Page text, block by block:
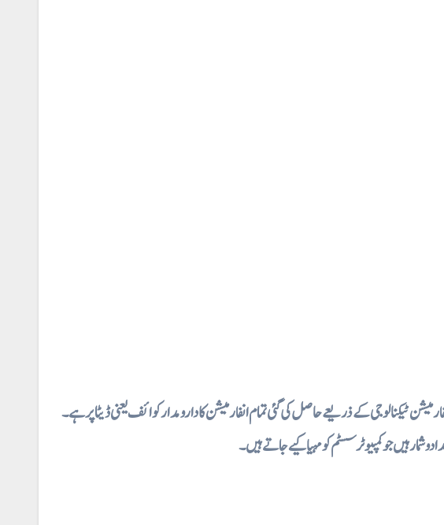
ٹیکنالوجی کے ذریعے حاصل کی گئی تمام انفارمیشن کا دارو مدار کوائف یعنی ڈیٹا پر ہے۔
شمار ہیں جو کمپیوٹر سسٹم کو مہیا کیے جاتے ہیں۔